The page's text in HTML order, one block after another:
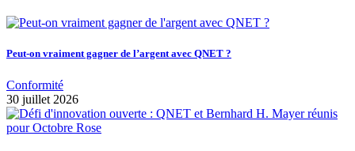
Peut-on vraiment gagner de l’argent avec QNET ?
Conformité
30 juillet 2026